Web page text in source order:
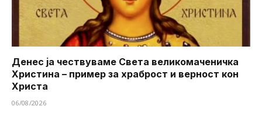
Денес ја чествуваме Света великомаченичка
Христина – пример за храброст и верност кон
Христа
06/08/2026